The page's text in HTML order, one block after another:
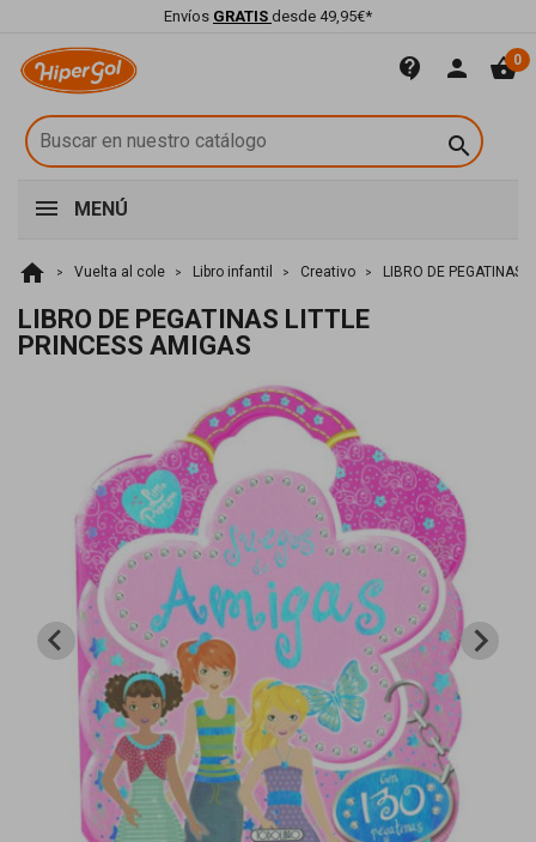
Envíos GRATIS desde 49,95€*
contact_support person shopping_basket0

MENÚ
home Vuelta al cole Libro infantil Creativo LIBRO DE PEGATINAS
LIBRO DE PEGATINAS LITTLE
PRINCESS AMIGAS